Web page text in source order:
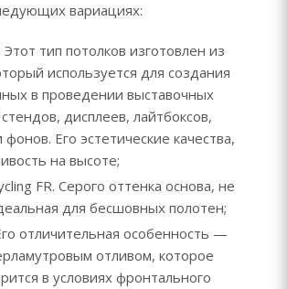
вариациях:
Этот тип потолков изготовлен из
используется для создания
в проведении выставочных
дисплеев, лайтбоксов,
Его эстетические качества,
на высоте;
FR. Серого оттенка основа, не
для бесшовных полотен;
отличительная особенность —
отливом, которое
в условиях фронтального